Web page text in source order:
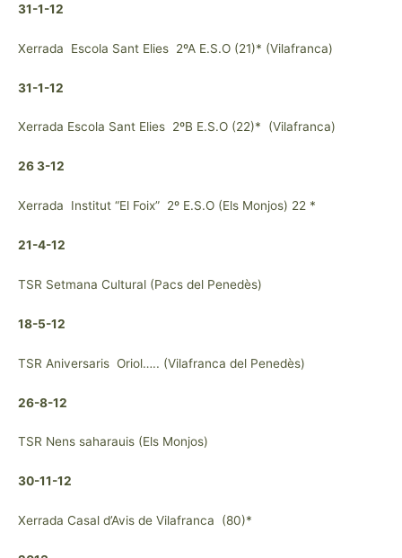
31-1-12
Xerrada Escola Sant Elies 2ºA E.S.O (21)* (Vilafranca)
31-1-12
Xerrada Escola Sant Elies 2ºB E.S.O (22)* (Vilafranca)
26 3-12
Xerrada Institut “El Foix” 2º E.S.O (Els Monjos) 22 *
21-4-12
TSR Setmana Cultural (Pacs del Penedès)
18-5-12
TSR Aniversaris Oriol….. (Vilafranca del Penedès)
26-8-12
TSR Nens saharauis (Els Monjos)
30-11-12
Xerrada Casal d’Avis de Vilafranca (80)*